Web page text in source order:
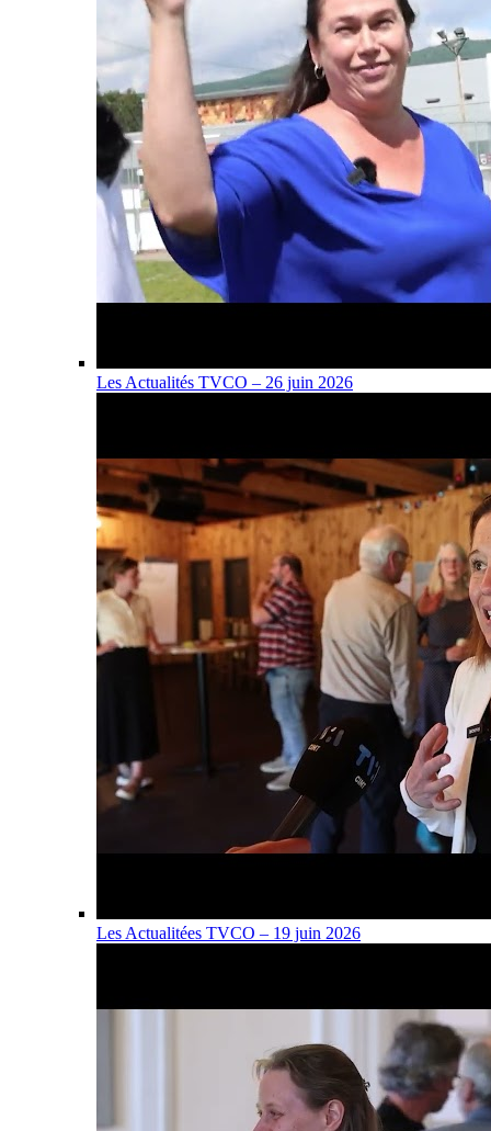
Les Actualités TVCO – 26 juin 2026
Les Actualitées TVCO – 19 juin 2026